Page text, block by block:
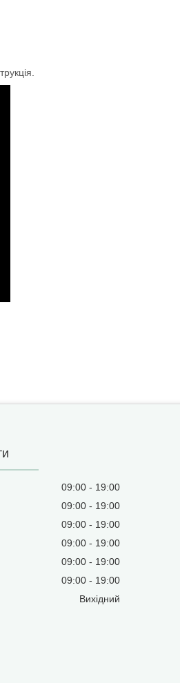
09:00
19:00
09:00
19:00
09:00
19:00
09:00
19:00
09:00
19:00
09:00
19:00
Вихідний